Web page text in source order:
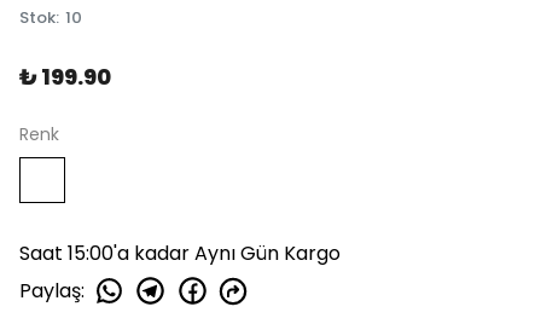
Stok: 10
₺ 199.90
Renk
Saat 15:00'a kadar Aynı Gün Kargo
Paylaş: